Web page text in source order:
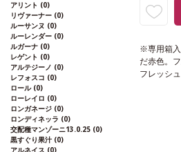
アリント (0)
リヴァーナー (0)
ルーサンヌ (0)
ルーレンダー (0)
ルガーナ (0)
レゲント (0)
アルテジーノ (0)
レフォスコ (0)
ロール (0)
ローレイロ (0)
ロンガネージ (0)
ロンディネッラ (0)
交配種マンゾーニ13.0.25 (0)
黒すぐり果汁 (0)
アルネイス (0)
※専用箱入
だ赤色。
フレッシ